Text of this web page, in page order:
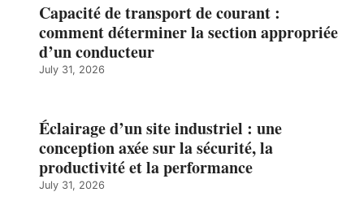
Capacité de transport de courant :
comment déterminer la section appropriée
d’un conducteur
July 31, 2026
Éclairage d’un site industriel : une
conception axée sur la sécurité, la
productivité et la performance
July 31, 2026